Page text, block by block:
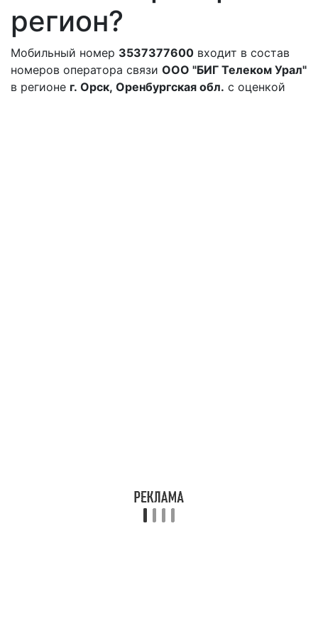
регион?
Мобильный номер 3537377600 входит в состав
номеров оператора связи ООО "БИГ Телеком Урал"
в регионе г. Орск, Оренбургская обл. с оценкой